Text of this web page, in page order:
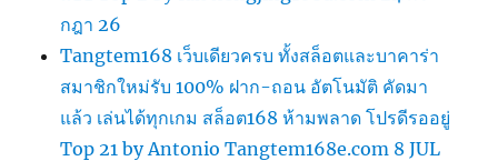
กฎา 26
Tangtem168 เว็บเดียวครบ ทั้งสล็อตและบาคาร่า
สมาชิกใหม่รับ 100% ฝาก-ถอน อัตโนมัติ คัดมา
แล้ว เล่นได้ทุกเกม สล็อต168 ห้ามพลาด โปรดีรออยู่
Top 21 by Antonio Tangtem168e.com 8 JUL